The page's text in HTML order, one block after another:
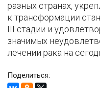
разных странах,
к трансформации
III стадии и
значимых
лечении рака на
Поделиться: